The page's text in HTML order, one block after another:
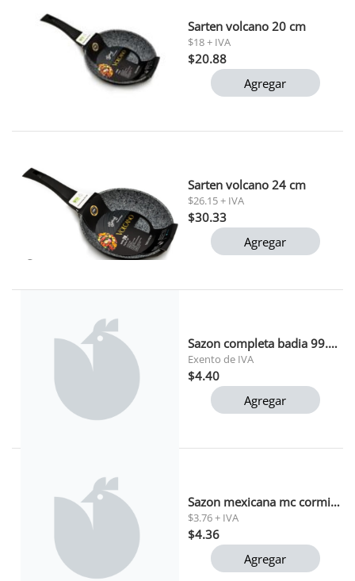
Sarten volcano 20 cm
$18 + IVA
$20.88
Agregar
Sarten volcano 24 cm
$26.15 + IVA
$30.33
Agregar
Sazon completa badia 99.2g (3.5oz)
Exento de IVA
$4.40
Agregar
Sazon mexicana mc cormick 82 gr
$3.76 + IVA
$4.36
Agregar